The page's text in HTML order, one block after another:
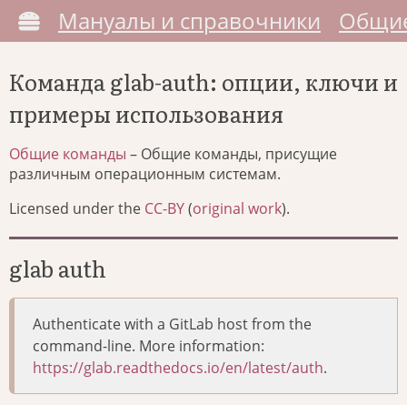
Мануалы и справочники
Команда glab-auth: опции, ключи и
примеры использования
Общие команды – Общие команды, присущие
различным операционным системам.
Licensed under the CC-BY(original work).
glab auth
Authenticate with a GitLab host from the
command-line. More information:
https://glab.readthedocs.io/en/latest/auth.